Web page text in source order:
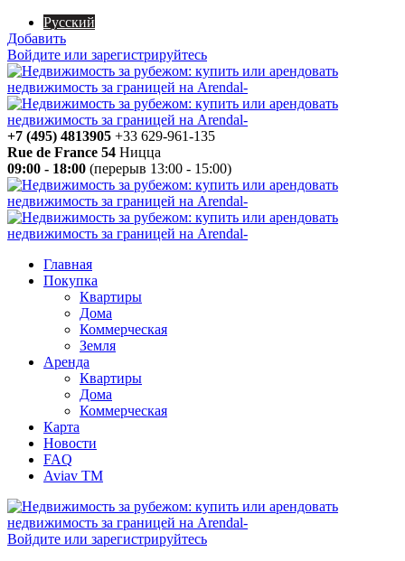
Русский
Добавить
Войдите или зарегистрируйтесь
+7 (495) 4813905 +33 629-961-135
Rue de France 54 Ницца
09:00 - 18:00 (перерыв 13:00 - 15:00)
Главная
Покупка
Квартиры
Дома
Коммерческая
Земля
Аренда
Квартиры
Дома
Коммерческая
Карта
Новости
FAQ
Aviav TM
Войдите или зарегистрируйтесь